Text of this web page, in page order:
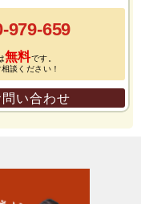
979-659
無料です。
談ください！
い合わせ